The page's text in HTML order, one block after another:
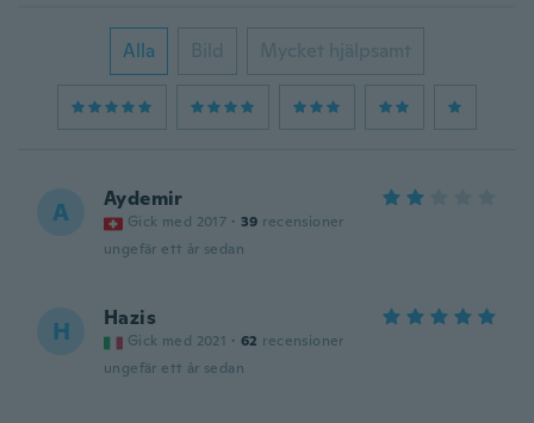
Alla Bild Mycket hjälpsamt
A Aydemir
Gick med 2017 · 39 recensioner
ungefär ett år sedan
H Hazis
Gick med 2021 · 62 recensioner
ungefär ett år sedan